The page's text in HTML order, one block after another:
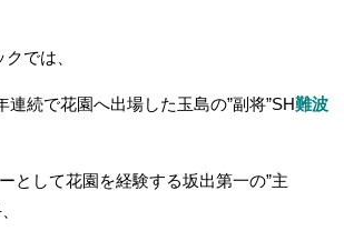
では、
連続で花園へ出場した玉島の”副将”SH難波
として花園を経験する坂出第一の”主